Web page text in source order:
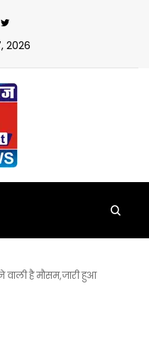
2026
वाली है मौसम,जारी हुआ